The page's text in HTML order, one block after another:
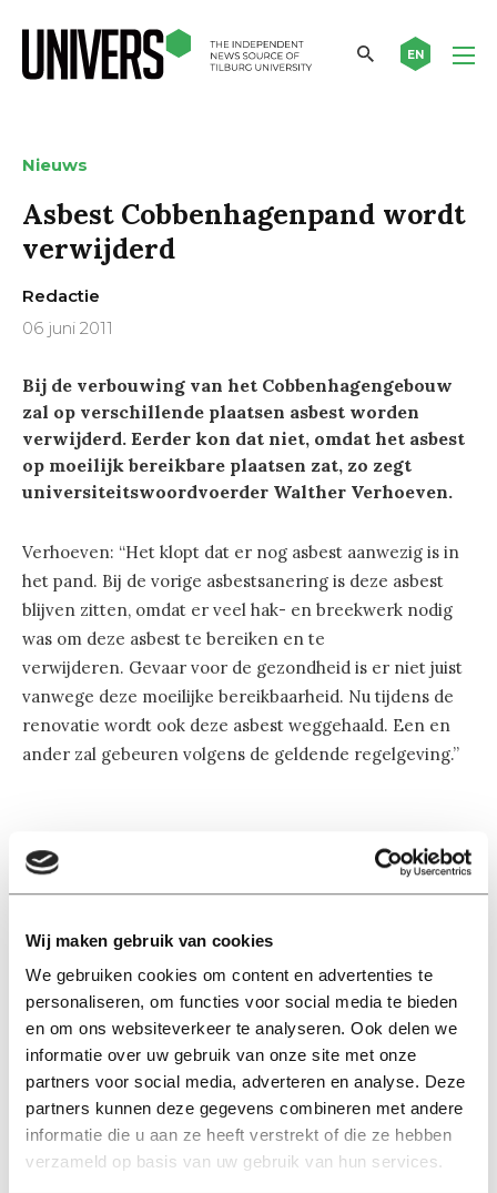
Wij maken gebruik van cookies
We gebruiken cookies om content en advertenties te
personaliseren, om functies voor social media te bieden
en om ons websiteverkeer te analyseren. Ook delen we
informatie over uw gebruik van onze site met onze
partners voor social media, adverteren en analyse. Deze
partners kunnen deze gegevens combineren met andere
informatie die u aan ze heeft verstrekt of die ze hebben
verzameld op basis van uw gebruik van hun services.
EN
Nieuws
Asbest Cobbenhagenpand wordt
verwijderd
Redactie
06 juni 2011
Bij de verbouwing van het Cobbenhagengebouw
zal op verschillende plaatsen asbest worden
verwijderd. Eerder kon dat niet, omdat het asbest
op moeilijk bereikbare plaatsen zat, zo zegt
universiteitswoordvoerder Walther Verhoeven.
Verhoeven: “Het klopt dat er nog asbest aanwezig is in
het pand. Bij de vorige asbestsanering is deze asbest
blijven zitten, omdat er veel hak- en breekwerk nodig
was om deze asbest te bereiken en te
verwijderen. Gevaar voor de gezondheid is er niet juist
vanwege deze moeilijke bereikbaarheid. Nu tijdens de
renovatie wordt ook deze asbest weggehaald. Een en
ander zal gebeuren volgens de geldende regelgeving.”
Interview
Marion Koopmans over online
bedreigingen en desinformatie:
‘Wetenschappers, kom die
ivoren toren uit’